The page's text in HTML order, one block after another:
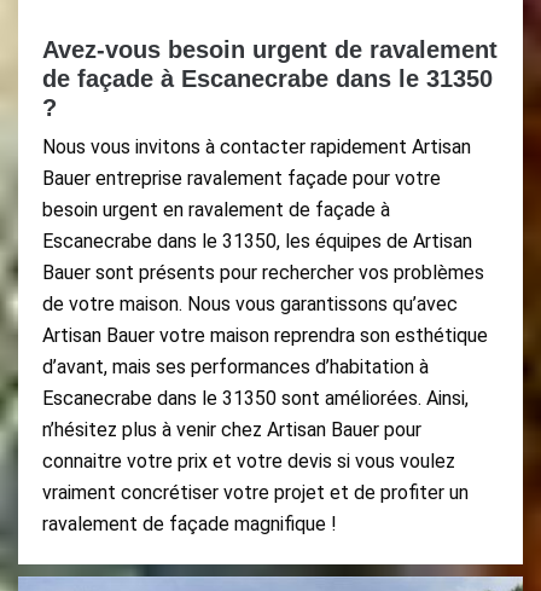
Avez-vous besoin urgent de ravalement
de façade à Escanecrabe dans le 31350
?
Nous vous invitons à contacter rapidement Artisan
Bauer entreprise ravalement façade pour votre
besoin urgent en ravalement de façade à
Escanecrabe dans le 31350, les équipes de Artisan
Bauer sont présents pour rechercher vos problèmes
de votre maison. Nous vous garantissons qu’avec
Artisan Bauer votre maison reprendra son esthétique
d’avant, mais ses performances d’habitation à
Escanecrabe dans le 31350 sont améliorées. Ainsi,
n’hésitez plus à venir chez Artisan Bauer pour
connaitre votre prix et votre devis si vous voulez
vraiment concrétiser votre projet et de profiter un
ravalement de façade magnifique !